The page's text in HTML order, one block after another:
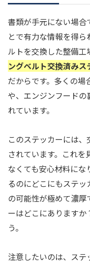
書類が手元にない場
とで有力な情報を得
ルトを交換した整備
ングベルト交換済みス
だからです。多くの
や、エンジンフード
れています。
このステッカーには
されています。これ
なくても安心材料にな
るのにどこにもステ
の可能性が極めて濃厚
ーはどこにあります
う。
注意したいのは、ス